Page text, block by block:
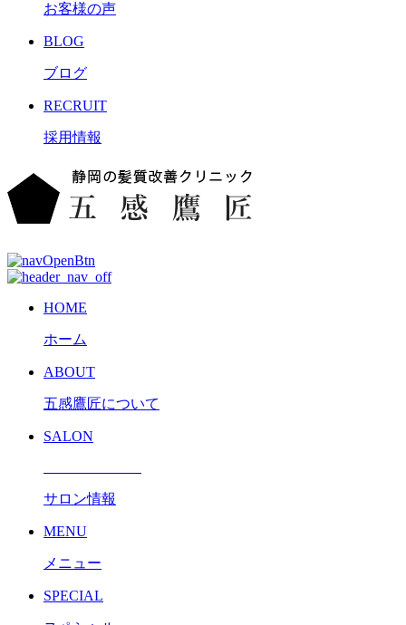
お客様の声
BLOG
ブログ
RECRUIT
採用情報
HOME
ホーム
ABOUT
五感鷹匠について
SALON
サロン情報
MENU
メニュー
SPECIAL